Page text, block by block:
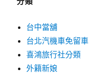
台中當舖
台北汽機車免留車
喜鴻旅行社分類
外籍新娘